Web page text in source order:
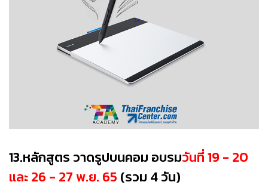
13.หลักสูตร วาดรูปบนคอม อบรมวันที่ 19 - 20
และ 26 - 27 พ.ย. 65 (รวม 4 วัน)